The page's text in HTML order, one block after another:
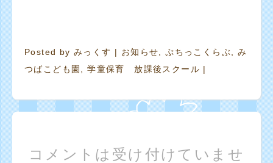
Posted byみっくす | お知らせ ,ぷちっこくらぶ
み
つばこども園
,学童保育 放課後スクール |
コメントは受け付けていませ